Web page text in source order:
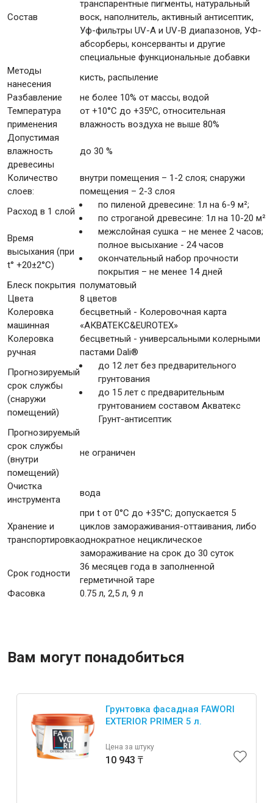
Состав
транспарентные пигменты, натуральный
воск, наполнитель, активный антисептик,
Уф-фильтры UV-A и UV-B диапазонов, УФ-
абсорберы, консерванты и другие
специальные функциональные добавки
Методы
нанесения
кисть, распыление
Разбавление
не более 10% от массы, водой
Температура
применения
от +10°С до +35⁰С, относительная
влажность воздуха не выше 80%
Допустимая
влажность
древесины
до 30 %
Количество
слоев:
внутри помещения – 1-2 слоя; снаружи
помещения – 2-3 слоя
Расход в 1 слой
по пиленой древесине: 1л на 6-9 м²;
по строганой древесине: 1л на 10-20 м²
Время
высыхания (при
t° +20±2°C)
межслойная сушка – не менее 2 часов;
полное высыхание - 24 часов
окончательный набор прочности
покрытия – не менее 14 дней
Блеск покрытия полуматовый
Цвета
8 цветов
Колеровка
машинная
бесцветный - Колеровочная карта
«AКВАТЕКС&EUROTEX»
Колеровка
ручная
бесцветный - универсальными колерными
пастами Dali®
Прогнозируемый
срок службы
(снаружи
помещений)
до 12 лет без предварительного
грунтования
до 15 лет с предварительным
грунтованием составом Акватекс
Грунт-антисептик
Прогнозируемый
срок службы
(внутри
помещений)
не ограничен
Очистка
инструмента
вода
Хранение и
транспортировка
при t от 0°С до +35°С; допускается 5
циклов замораживания-оттаивания, либо
однократное нециклическое
замораживание на срок до 30 суток
Срок годности
36 месяцев года в заполненной
герметичной таре
Фасовка
0.75 л, 2,5 л, 9 л
Вам могут понадобиться
Грунтовка фасадная FAWORI
EXTERIOR PRIMER 5 л.
Цена за штуку
10 943 ₸